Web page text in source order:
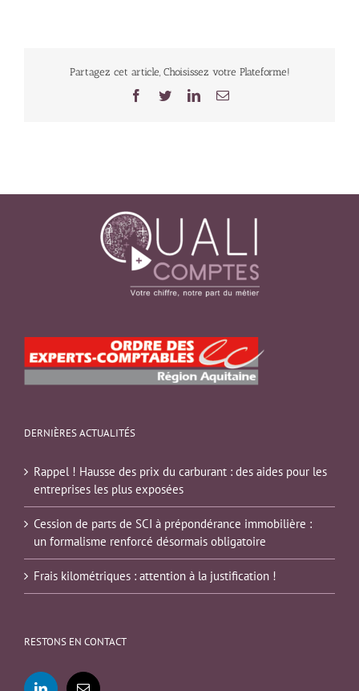
Partagez cet article, Choisissez votre Plateforme!
Facebook
TwitterLinkedInEmail
DERNIÈRES ACTUALITÉS
Rappel ! Hausse des prix du carburant : des aides pour les
entreprises les plus exposées
Cession de parts de SCI à prépondérance immobilière :
un formalisme renforcé désormais obligatoire
Frais kilométriques : attention à la justification !
RESTONS EN CONTACT